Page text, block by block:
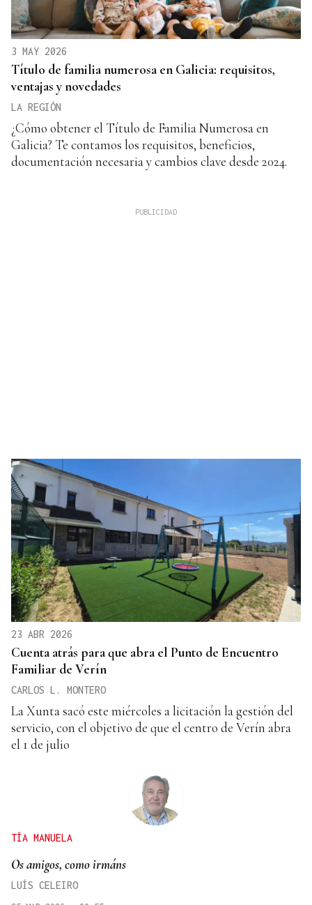
3 MAY 2026
Título de familia numerosa en Galicia: requisitos,
ventajas y novedades
LA REGIÓN
¿Cómo obtener el Título de Familia Numerosa en
Galicia? Te contamos los requisitos, beneficios,
documentación necesaria y cambios clave desde 2024.
23 ABR 2026
Cuenta atrás para que abra el Punto de Encuentro
Familiar de Verín
CARLOS L. MONTERO
La Xunta sacó este miércoles a licitación la gestión del
servicio, con el objetivo de que el centro de Verín abra
el 1 de julio
TÍA MANUELA
Os amigos, como irmáns
LUÍS CELEIRO